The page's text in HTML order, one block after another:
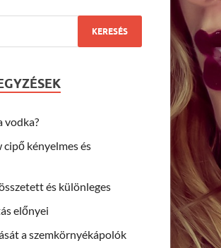
vodka?
kényelmes és
és különleges
előnyei
a szemkörnyékápolók